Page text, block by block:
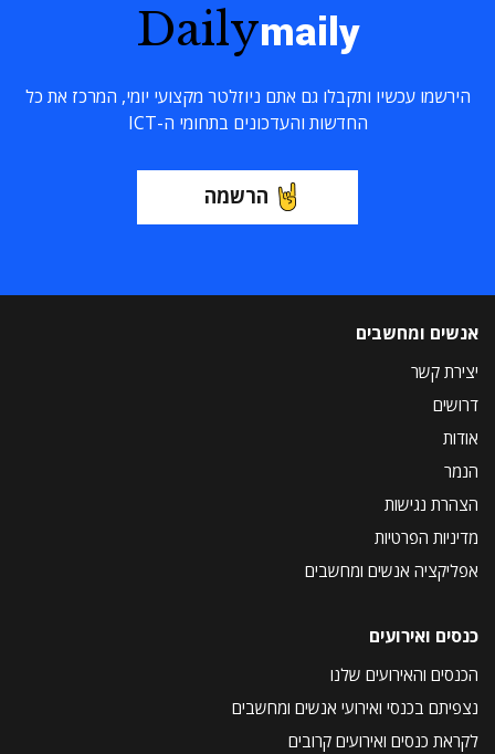
Dailymaily
הירשמו עכשיו ותקבלו גם אתם ניוזלטר מקצועי יומי, המרכז את כל
החדשות והעדכונים בתחומי ה-ICT
הרשמה
אנשים ומחשבים
יצירת קשר
דרושים
אודות
הנמר
הצהרת נגישות
מדיניות הפרטיות
אפליקציה אנשים ומחשבים
כנסים ואירועים
הכנסים והאירועים שלנו
נצפיתם בכנסי ואירועי אנשים ומחשבים
לקראת כנסים ואירועים קרובים